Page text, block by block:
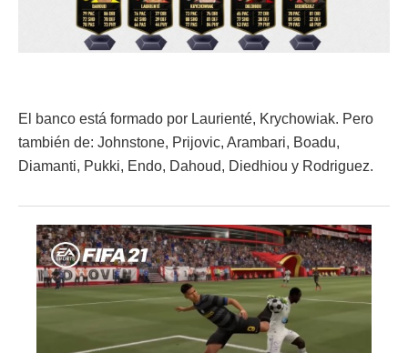
El banco está formado por Laurienté, Krychowiak. Pero
también de: Johnstone, Prijovic, Arambari, Boadu,
Diamanti, Pukki, Endo, Dahoud, Diedhiou y Rodriguez.